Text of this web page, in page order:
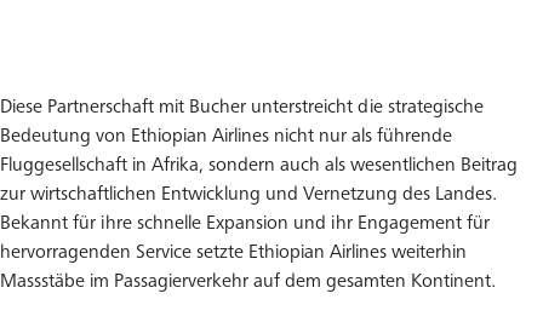
Diese Partnerschaft mit Bucher unterstreicht die strategische
Bedeutung von Ethiopian Airlines nicht nur als führende
Fluggesellschaft in Afrika, sondern auch als wesentlichen Beitrag
zur wirtschaftlichen Entwicklung und Vernetzung des Landes.
Bekannt für ihre schnelle Expansion und ihr Engagement für
hervorragenden Service setzte Ethiopian Airlines weiterhin
Massstäbe im Passagierverkehr auf dem gesamten Kontinent.